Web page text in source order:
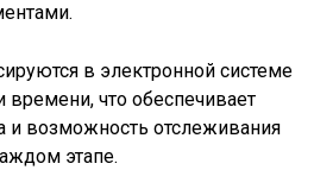
в электронной системе
времени, что обеспечивает
и возможность отслеживания
этапе.